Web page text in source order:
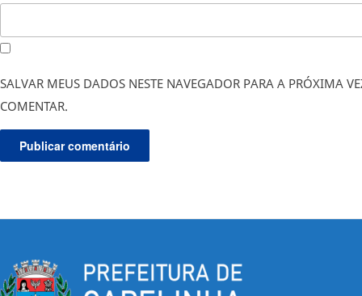
SALVAR MEUS DADOS NESTE NAVEGADOR PARA A PRÓXIMA
COMENTAR.